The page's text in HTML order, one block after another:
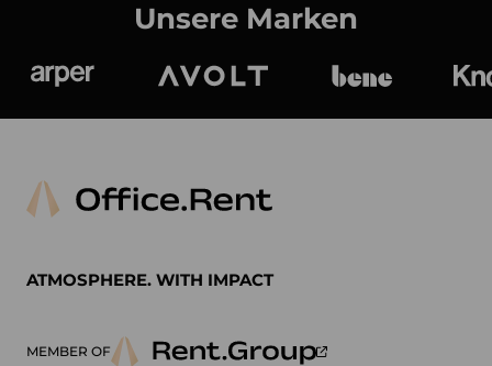
Unsere Marken
ATMOSPHERE. WITH IMPACT
MEMBER OF